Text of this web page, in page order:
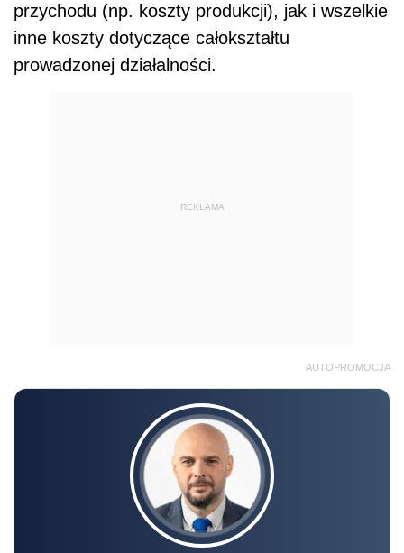
przychodu (np. koszty produkcji), jak i wszelkie
inne koszty dotyczące całokształtu
prowadzonej działalności.
REKLAMA
AUTOPROMOCJA